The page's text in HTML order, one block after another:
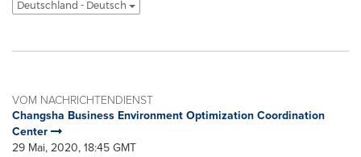
Deutschland - Deutsch
VOM NACHRICHTENDIENST
Changsha Business Environment Optimization Coordination
Center
29 Mai, 2020, 18:45 GMT